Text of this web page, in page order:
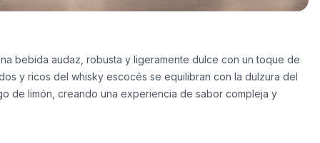
bebida audaz, robusta y ligeramente dulce con un toque de
y ricos del whisky escocés se equilibran con la dulzura del
de limón, creando una experiencia de sabor compleja y